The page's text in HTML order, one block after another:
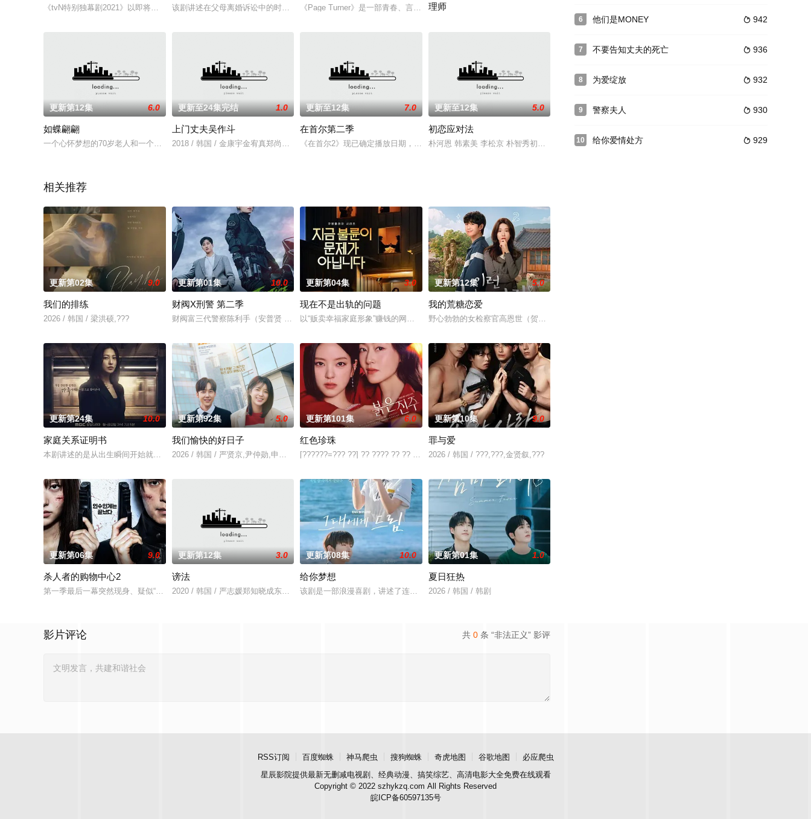
《tvN特别独幕剧2021》以即将发生在我们身边的故事为题材，讲述不久的将来人们的日常生活中发生的故事。
该剧讲述在父母离婚诉讼中的时候，突然妈妈被害，这时全家人都成为了杀人嫌疑犯而展开的悬疑惊悚爱情喜剧。
《Page Turner》是一部青春、言情、励志的治愈系电视剧，是韩国KBS电视台特别企划独幕剧，由曾执
理师
Move to Heaven：我是遗物整理师「有人死去时，我的工作就开始了」每个死亡背后都有一段故事我们
更新第12集 6.0
如蝶翩翩
一个心怀梦想的70岁老人和一个拥有天赋的23岁少年在艰困的现实中彼此扶持并挑战成为芭蕾舞者。
更新至24集完结 1.0
上门丈夫吴作斗
2018 / 韩国 / 金康宇金宥真郑尚勋韩善花
更新至12集 7.0
在首尔第二季
《在首尔2》现已确定播放日期，NAVERTV 6月12日最初公开，每周五/六晚7点；YouTube/V
更新至12集 5.0
初恋应对法
朴河恩 韩素美 李松京 朴智秀初恋应对法
相关推荐
更新第02集 9.0
我们的排练
2026 / 韩国 / 梁洪硕,???
更新第01集 10.0
财阀X刑警 第二季
财阀富三代警察陈利手（安普贤 饰）华丽回归，完美蜕变为成熟专业的刑警，继续以财力同实力展开查案历险记。新
更新第04集 3.0
现在不是出轨的问题
以“贩卖幸福家庭形象”赚钱的网红夫妇，与他们正陷入泥淖般离婚诉讼的医师邻居。两对夫妻卷入连外遇都算小事的
更新第12集 5.0
我的荒糖恋爱
野心勃勃的女检察官高恩世（贺营 饰）意外失忆，住进拳击教练张泰河（丁海寅 饰）家中，对方还自称是她
更新第24集 10.0
家庭关系证明书
本剧讲述的是从出生瞬间开始就被打上家庭崩溃烙印的一个孩子和面对冷酷的偏见和命运，重新找回自己人生的女性故
更新第92集 5.0
我们愉快的好日子
2026 / 韩国 / 严贤京,尹仲勋,申正允,尹多英,金惠玉,鲜于在德,尹多勋,文喜京,李商淑,郑孝彬,李家豪,郑永琡
更新第101集 6.0
红色珍珠
[??????=??? ??] ?? ???? ?? ?? ??? ???. 7? ?????? ???
更新第10集 9.0
罪与爱
2026 / 韩国 / ???,???,金贤叙,???
更新第06集 9.0
杀人者的购物中心2
第一季最后一幕突然现身、疑似“死而复生”的郑进湾（李栋旭 饰）究竟藏身何方？他和郑智安（金慧峻 饰）将如
更新第12集 3.0
谤法
2020 / 韩国 / 严志媛郑知晓成东日赵敏修
更新第08集 10.0
给你梦想
该剧是一部浪漫喜剧，讲述了连一个梦想都无所畏惧的十几岁，被现实挡住而受挫的二十几岁，像变成那样的大人的三
更新第01集 1.0
夏日狂热
2026 / 韩国 / 韩剧
共 0 条 “非法正义” 影评
影片评论
6  942
他们是MONEY
7  936
不要告知丈夫的死亡
8  932
为爱绽放
9  930
警察夫人
10  929
给你爱情处方
RSS订阅 百度蜘蛛 神马爬虫 搜狗蜘蛛 奇虎地图 谷歌地图
必应爬虫
星辰影院提供最新无删减电视剧、经典动漫、搞笑综艺、高清电影大全免费在线观看
Copyright © 2022 szhykzq.com All Rights Reserved
皖ICP备60597135号